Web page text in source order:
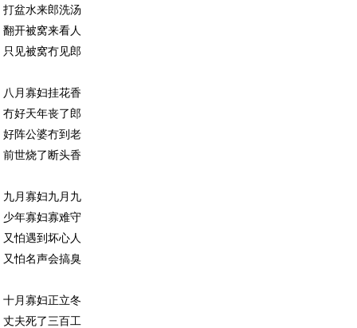
打盆水来郎洗汤
翻开被窝来看人
只见被窝冇见郎
八月寡妇挂花香
冇好天年丧了郎
好阵公婆冇到老
前世烧了断头香
九月寡妇九月九
少年寡妇寡难守
又怕遇到坏心人
又怕名声会搞臭
十月寡妇正立冬
丈夫死了三百工